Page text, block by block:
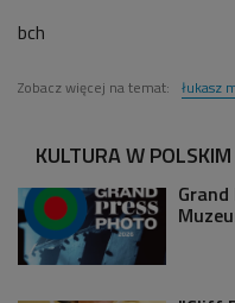
bch
Zobacz więcej na temat: łukasz
KULTURA W